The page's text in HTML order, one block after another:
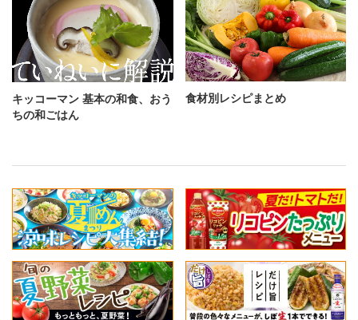
キッコーマン 基本の和食、おう
ちの和ごはん
食材別レシピまとめ